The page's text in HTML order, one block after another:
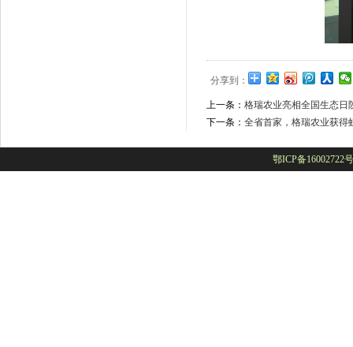
分享到：
上一条： 格瑞农业亮相全国生态日
下一条： 全省首家，格瑞农业获得
鄂ICP备16002722